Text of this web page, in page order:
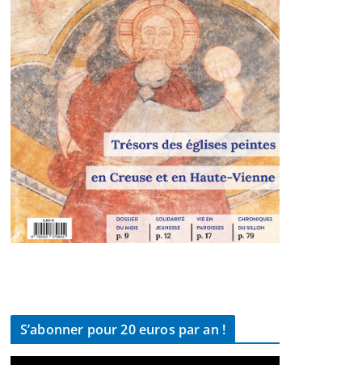
S’abonner pour 20 euros par an !